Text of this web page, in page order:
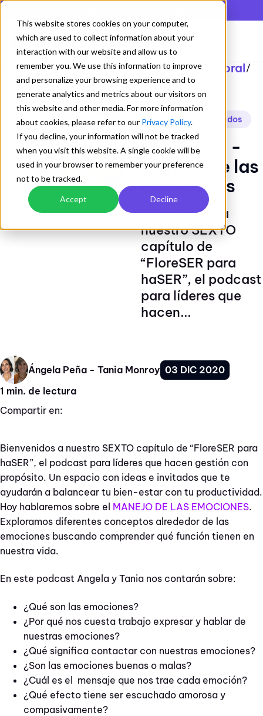
This website stores cookies on your computer,
which are used to collect information about your
interaction with our website and allow us to
remember you. We use this information to improve
and personalize your browsing experience and to
generate analytics and metrics about our visitors on
this website and other media. For more information
about cookies, please refer to our Privacy Policy.
If you decline, your information will not be tracked
when you visit this website. A single cookie will be
used in your browser to remember your preference
not to be tracked.
Accept Decline
Ser feliz - Balance vida personal y laboral/
trabajo por resultados
trabajo por resultados
PODCAST -
Manejo de las
emociones
Bienvenidos a
nuestro SEXTO
capítulo de
“FloreSER para
haSER”, el podcast
para líderes que
hacen...
Ángela Peña - Tania Monroy 03 DIC 2020
1 min. de lectura
Compartir en:
Bienvenidos a nuestro SEXTO capítulo de “FloreSER para
haSER”, el podcast para líderes que hacen gestión con
propósito. Un espacio con ideas e invitados que te
ayudarán a balancear tu bien-estar con tu productividad.
Hoy hablaremos sobre el MANEJO DE LAS EMOCIONES.
Exploramos diferentes conceptos alrededor de las
emociones buscando comprender qué función tienen en
nuestra vida.
En este podcast Angela y Tania nos contarán sobre:
¿Qué son las emociones?
¿Por qué nos cuesta trabajo expresar y hablar de
nuestras emociones?
¿Qué significa contactar con nuestras emociones?
¿Son las emociones buenas o malas?
¿Cuál es el mensaje que nos trae cada emoción?
¿Qué efecto tiene ser escuchado amorosa y
compasivamente?